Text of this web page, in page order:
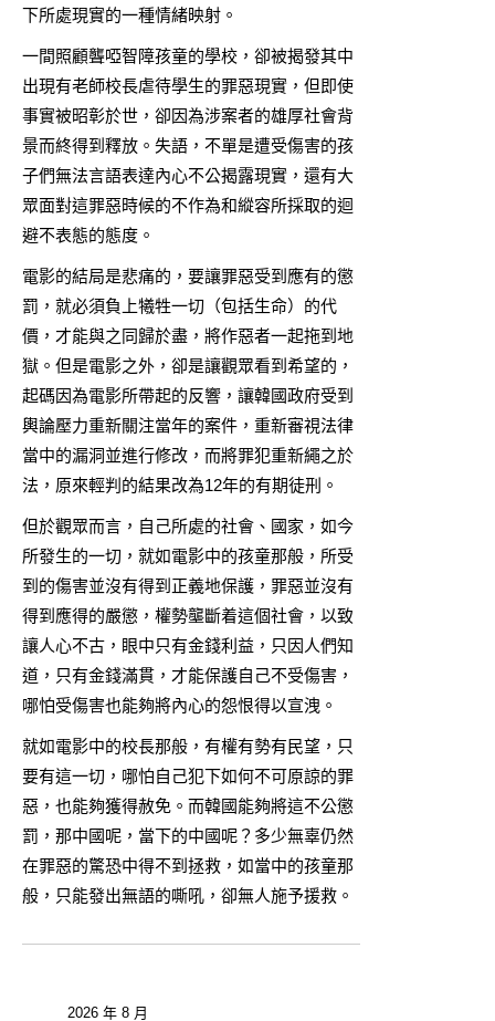
下所處現實的一種情緒映射。
一間照顧聾啞智障孩童的學校，卻被揭發其中
出現有老師校長虐待學生的罪惡現實，但即使
事實被昭彰於世，卻因為涉案者的雄厚社會背
景而終得到釋放。失語，不單是遭受傷害的孩
子們無法言語表達內心不公揭露現實，還有大
眾面對這罪惡時候的不作為和縱容所採取的迴
避不表態的態度。
電影的結局是悲痛的，要讓罪惡受到應有的懲
罰，就必須負上犧牲一切（包括生命）的代
價，才能與之同歸於盡，將作惡者一起拖到地
獄。但是電影之外，卻是讓觀眾看到希望的，
起碼因為電影所帶起的反響，讓韓國政府受到
輿論壓力重新關注當年的案件，重新審視法律
當中的漏洞並進行修改，而將罪犯重新繩之於
法，原來輕判的結果改為12年的有期徒刑。
但於觀眾而言，自己所處的社會、國家，如今
所發生的一切，就如電影中的孩童那般，所受
到的傷害並沒有得到正義地保護，罪惡並沒有
得到應得的嚴懲，權勢壟斷着這個社會，以致
讓人心不古，眼中只有金錢利益，只因人們知
道，只有金錢滿貫，才能保護自己不受傷害，
哪怕受傷害也能夠將內心的怨恨得以宣洩。
就如電影中的校長那般，有權有勢有民望，只
要有這一切，哪怕自己犯下如何不可原諒的罪
惡，也能夠獲得赦免。而韓國能夠將這不公懲
罰，那中國呢，當下的中國呢？多少無辜仍然
在罪惡的驚恐中得不到拯救，如當中的孩童那
般，只能發出無語的嘶吼，卻無人施予援救。
2026 年 8 月